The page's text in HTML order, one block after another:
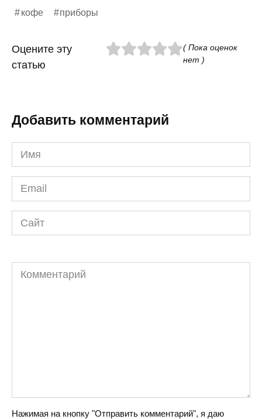
кофе приборы
Оцените эту
статью
( Пока оценок
нет )
Добавить комментарий
Имя
*
Email
*
Сайт
Комментарий
Нажимая на кнопку "Отправить комментарий", я даю